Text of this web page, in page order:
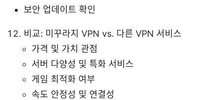
보안 업데이트 확인
비교: 미꾸라지 VPN vs. 다른 VPN 서비스
가격 및 가치 관점
서버 다양성 및 특화 서비스
게임 최적화 여부
속도 안정성 및 연결성